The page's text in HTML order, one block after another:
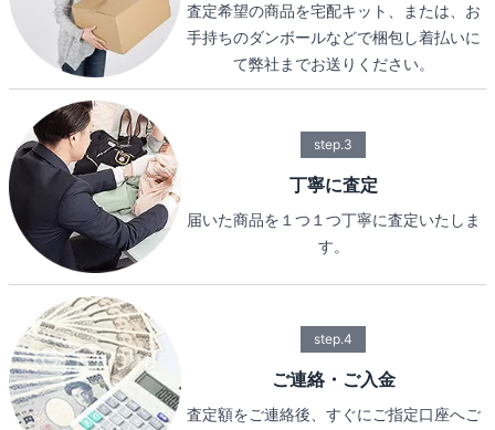
査定希望の商品を宅配キット、または、お
手持ちのダンボールなどで梱包し着払いに
て弊社までお送りください。
step.3
丁寧に査定
届いた商品を１つ１つ丁寧に査定いたしま
す。
step.4
ご連絡・ご入金
査定額をご連絡後、すぐにご指定口座へご